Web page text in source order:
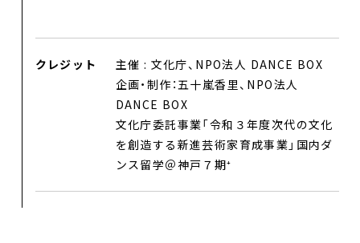
クレジット
主催 : 文化庁、NPO法人 DANCE BOX
企画・制作：五十嵐香里、NPO法人
DANCE BOX
文化庁委託事業「令和３年度次代の文化
を創造する新進芸術家育成事業」国内ダ
ンス留学＠神戸７期⁺